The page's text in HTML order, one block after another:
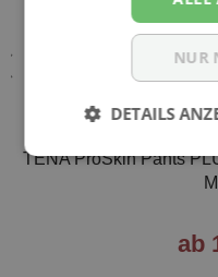
TENA ProSkin Pants
ab
NUR
DETAILS